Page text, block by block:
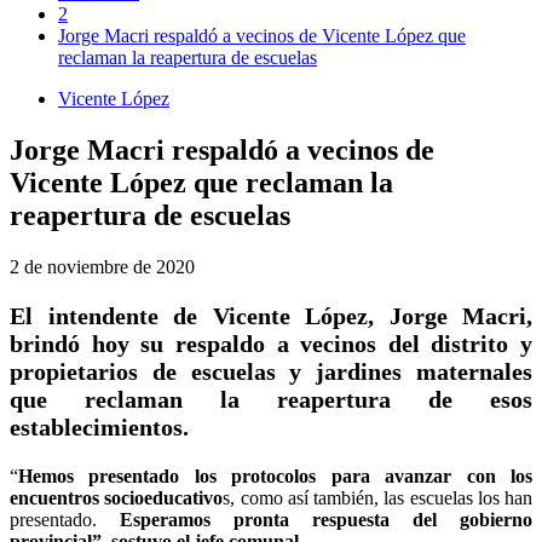
2
Jorge Macri respaldó a vecinos de Vicente López que
reclaman la reapertura de escuelas
Vicente López
Jorge Macri respaldó a vecinos de
Vicente López que reclaman la
reapertura de escuelas
2 de noviembre de 2020
El intendente de Vicente López, Jorge Macri,
brindó hoy su respaldo a vecinos del distrito y
propietarios de escuelas y jardines maternales
que reclaman la reapertura de esos
establecimientos.
“Hemos presentado los protocolos para avanzar con los
encuentros socioeducativos, como así también, las escuelas los han
presentado. Esperamos pronta respuesta del gobierno